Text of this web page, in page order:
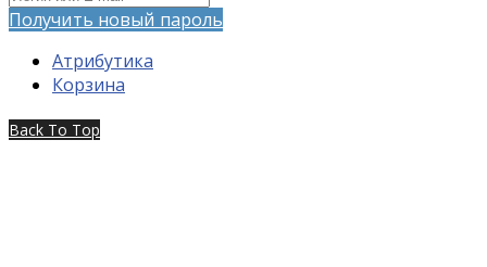
Получить новый пароль
Атрибутика
Корзина
Back To Top